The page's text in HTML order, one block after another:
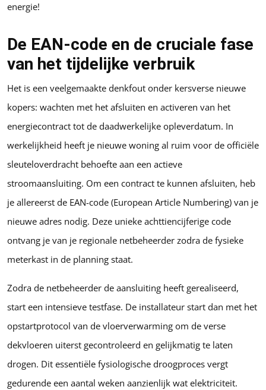
energie!
De EAN-code en de cruciale fase
van het tijdelijke verbruik
Het is een veelgemaakte denkfout onder kersverse nieuwe
kopers: wachten met het afsluiten en activeren van het
energiecontract tot de daadwerkelijke opleverdatum. In
werkelijkheid heeft je nieuwe woning al ruim voor de officiële
sleuteloverdracht behoefte aan een actieve
stroomaansluiting. Om een contract te kunnen afsluiten, heb
je allereerst de EAN-code (European Article Numbering) van je
nieuwe adres nodig. Deze unieke achttiencijferige code
ontvang je van je regionale netbeheerder zodra de fysieke
meterkast in de planning staat.
Zodra de netbeheerder de aansluiting heeft gerealiseerd,
start een intensieve testfase. De installateur start dan met het
opstartprotocol van de vloerverwarming om de verse
dekvloeren uiterst gecontroleerd en gelijkmatig te laten
drogen. Dit essentiële fysiologische droogproces vergt
gedurende een aantal weken aanzienlijk wat elektriciteit.